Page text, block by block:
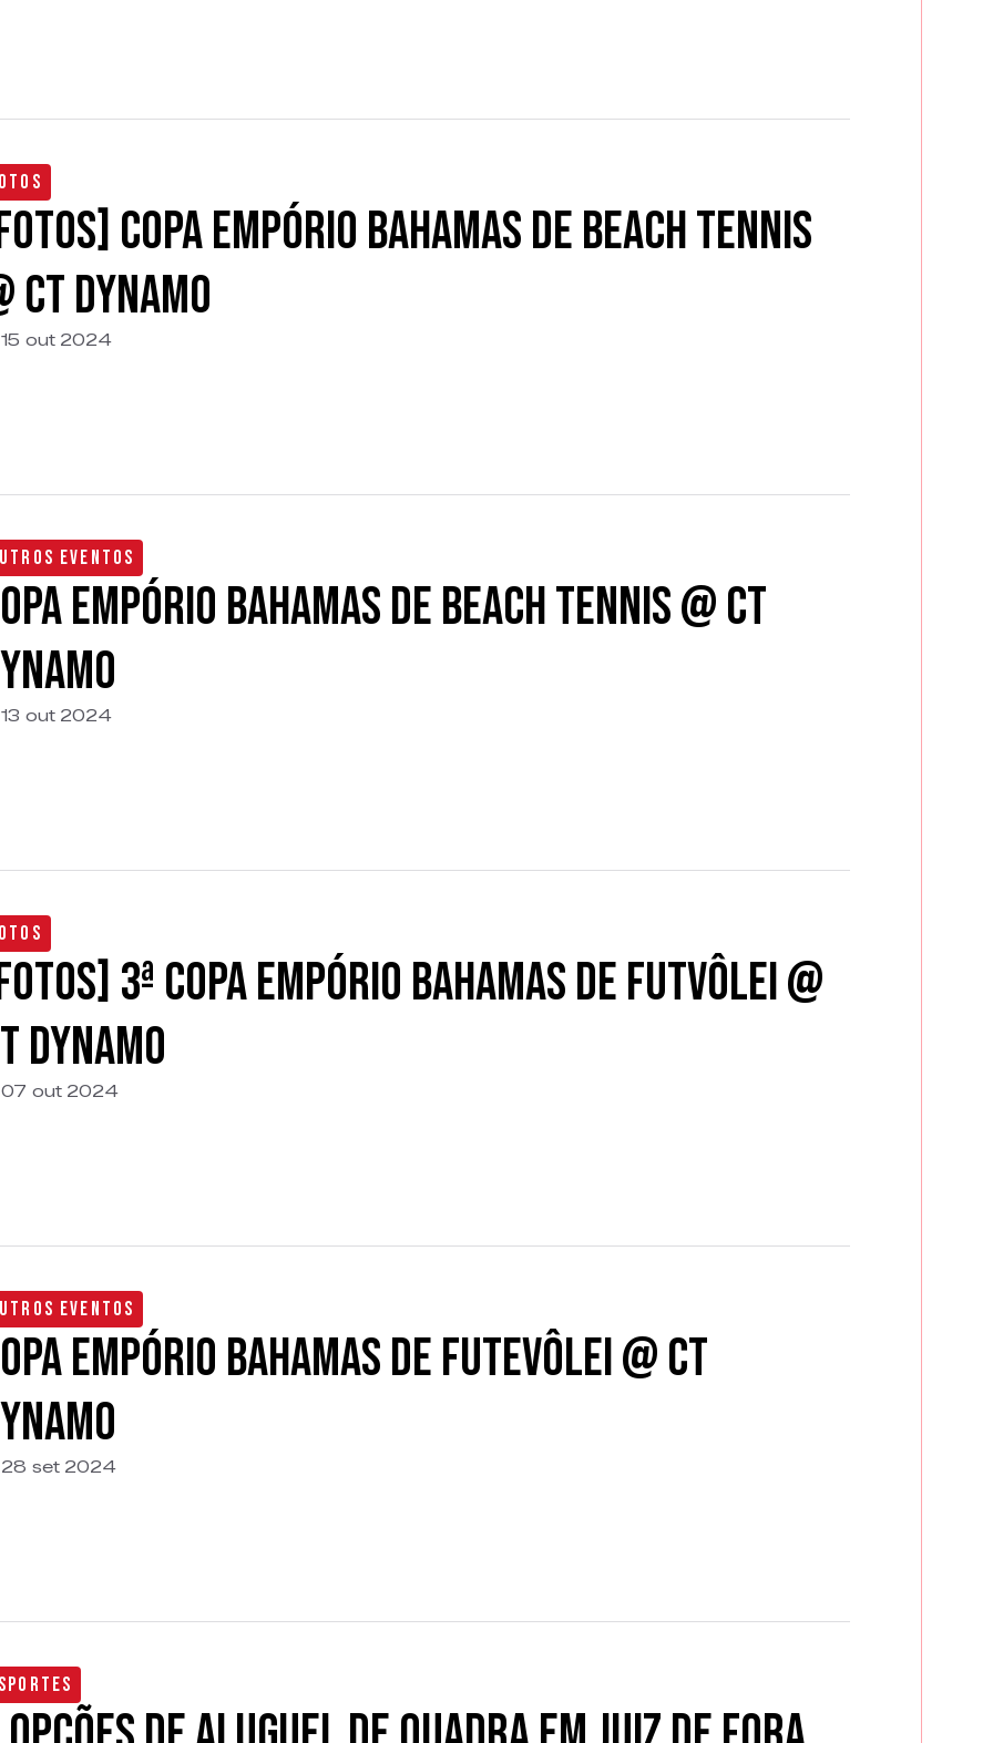
Copa Empório Bahamas de Beach Tennis
CT Dynamo
15 out 2024
Eventos
Empório Bahamas de Beach Tennis @ CT
13 out 2024
3ª Copa Empório Bahamas de Futvôlei @
Dynamo
07 out 2024
Eventos
Empório Bahamas de Futevôlei @ CT
28 set 2024